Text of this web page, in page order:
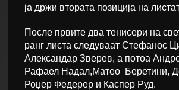
ја држи втората позиција на
После првите два тенисери на
ранг листа следуваат Стефанос
Александар Зверев, а потоа
Рафаел Надал,Матео Беретини,
Роџер Федерер и Каспер Руд.